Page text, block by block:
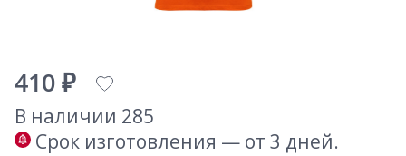
410 ₽
В наличии 285
Срок изготовления — от 3 дней.